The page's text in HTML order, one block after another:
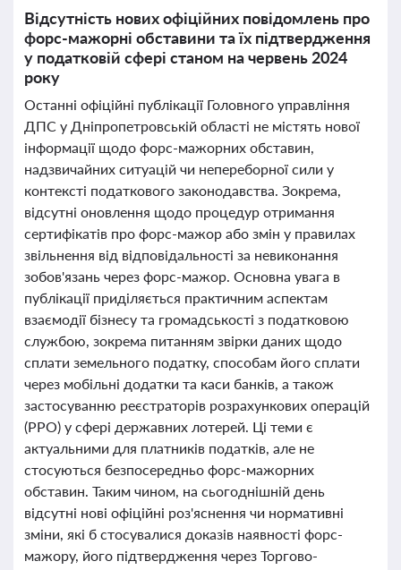
Відсутність нових офіційних повідомлень про
форс-мажорні обставини та їх підтвердження
у податковій сфері станом на червень 2024
року
Останні офіційні публікації Головного управління
ДПС у Дніпропетровській області не містять нової
інформації щодо форс-мажорних обставин,
надзвичайних ситуацій чи непереборної сили у
контексті податкового законодавства. Зокрема,
відсутні оновлення щодо процедур отримання
сертифікатів про форс-мажор або змін у правилах
звільнення від відповідальності за невиконання
зобов'язань через форс-мажор. Основна увага в
публікації приділяється практичним аспектам
взаємодії бізнесу та громадськості з податковою
службою, зокрема питанням звірки даних щодо
сплати земельного податку, способам його сплати
через мобільні додатки та каси банків, а також
застосуванню реєстраторів розрахункових операцій
(РРО) у сфері державних лотерей. Ці теми є
актуальними для платників податків, але не
стосуються безпосередньо форс-мажорних
обставин. Таким чином, на сьогоднішній день
відсутні нові офіційні роз'яснення чи нормативні
зміни, які б стосувалися доказів наявності форс-
мажору, його підтвердження через Торгово-